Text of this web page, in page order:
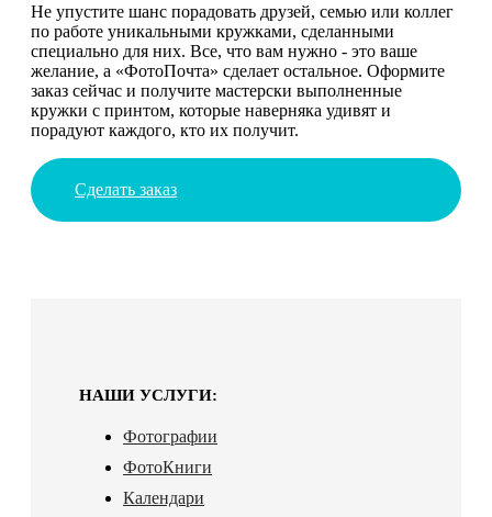
Не упустите шанс порадовать друзей, семью или коллег
по работе уникальными кружками, сделанными
специально для них. Все, что вам нужно - это ваше
желание, а «ФотоПочта» сделает остальное. Оформите
заказ сейчас и получите мастерски выполненные
кружки с принтом, которые наверняка удивят и
порадуют каждого, кто их получит.
Сделать заказ
НАШИ УСЛУГИ:
Фотографии
ФотоКниги
Календари